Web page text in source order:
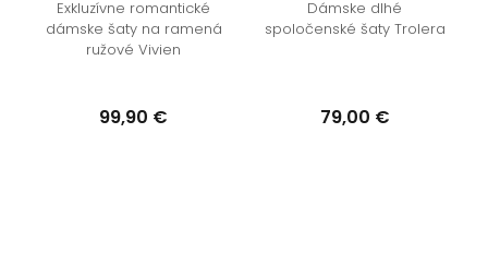
Exkluzívne romantické
dámske šaty na ramená
ružové Vivien
99,90 €
Dámske dlhé
spoločenské šaty Trolera
79,00 €